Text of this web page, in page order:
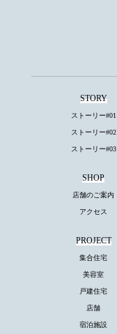
STORY
ストーリー#01
ストーリー#02
ストーリー#03
SHOP
店舗のご案内
アクセス
PROJECT
集合住宅
美容室
戸建住宅
店舗
宿泊施設